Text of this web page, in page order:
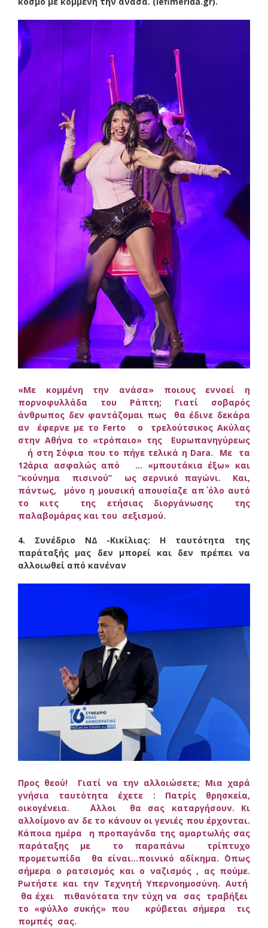
«Με κομμένη την ανάσα» ποιους εννοεί η
πορνοφυλλάδα του Ράπτη; Γιατί σοβαρός
άνθρωπος δεν φαντάζομαι πως θα έδινε δεκάρα
αν έφερνε με το Ferto ο τρελούτσικος Ακύλας
στην Αθήνα το «τρόπαιο» της Ευρωπανηγύρεως
ή στη Σόφια που το πήγε τελικά η Dara. Με τα
12άρια ασφαλώς από … «μπουτάκια έξω» και
“κούνημα πισινού” ως σερνικό παγώνι. Και,
πάντως, μόνο η μουσική απουσίαζε απ΄ όλο αυτό
το κιτς της ετήσιας διοργάνωσης της
παλαβομάρας και του σεξισμού.
4. Συνέδριο ΝΔ -Κικίλιας: Η ταυτότητα της
παράταξής μας δεν μπορεί και δεν πρέπει να
αλλοιωθεί από κανέναν
Προς θεού! Γιατί να την αλλοιώσετε; Μια χαρά
γνήσια ταυτότητα έχετε : Πατρίς θρησκεία,
οικογένεια. ΄Αλλοι θα σας καταργήσουν. Κι
αλλοίμονο αν δε το κάνουν οι γενιές που έρχονται.
Κάποια ημέρα η προπαγάνδα της αμαρτωλής σας
παράταξης με το παραπάνω τρίπτυχο
προμετωπίδα θα είναι…ποινικό αδίκημα. ΄Οπως
σήμερα ο ρατσισμός και ο ναζισμός , ας πούμε.
Ρωτήστε και την Τεχνητή Υπερνοημοσύνη. Αυτή
θα έχει πιθανότατα την τύχη να σας τραβήξει
το «φύλλο συκής» που κρύβεται σήμερα τις
πομπές σας.